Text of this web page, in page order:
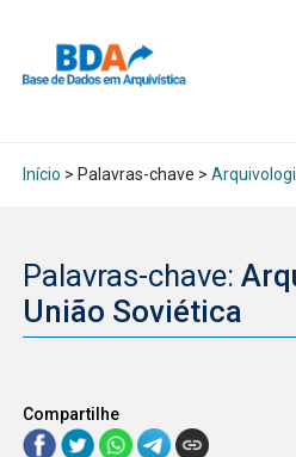
Início > Palavras-chave >
Palavras-chave:
União Soviética
Compartilhe